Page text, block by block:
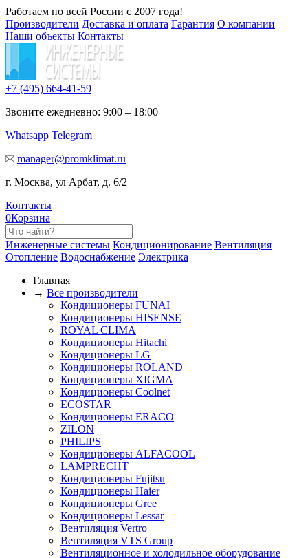
Работаем по всей России с 2007 года!
Производители Доставка и оплата Гарантия О компании
Наши объекты Контакты
+7 (495) 664-41-59
Звоните ежедневно: 9:00 – 18:00
Whatsapp Telegram
manager@promklimat.ru
г. Москва, ул Арбат, д. 6/2
Контакты
0Корзина
Инженерные системы Кондиционирование Вентиляция
Отопление Водоснабжение Электрика
Главная
→ Все производители
Кондиционеры FUNAI
Кондиционеры HISENSE
ROYAL CLIMA
Кондиционеры Hitachi
Кондиционеры LG
Кондиционеры ROLAND
Кондиционеры XIGMA
Кондиционеры Coolnet
ECOSTAR
Кондиционеры ERACO
ZILON
PHILIPS
Кондиционеры ALFACOOL
LAMPRECHT
Кондиционеры Fujitsu
Кондиционеры Haier
Кондиционеры Gree
Кондиционеры Lessar
Вентиляция Vertro
Вентиляция VTS Group
Вентиляционное и холодильное оборудование